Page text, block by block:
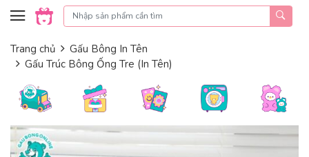
Skip to content
Trang chủ
Gấu Bông In Tên
Gấu Trúc Bông Ống Tre (In Tên)